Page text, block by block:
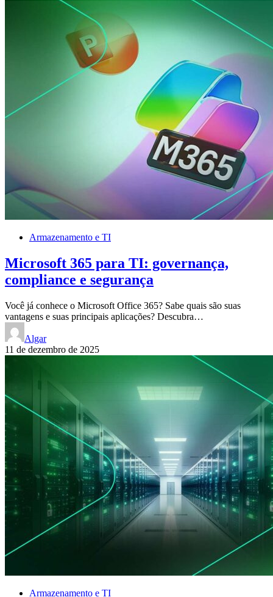
Armazenamento e TI
Microsoft 365 para TI: governança,
compliance e segurança
Você já conhece o Microsoft Office 365? Sabe quais são suas
vantagens e suas principais aplicações? Descubra…
Algar
11 de dezembro de 2025
Armazenamento e TI